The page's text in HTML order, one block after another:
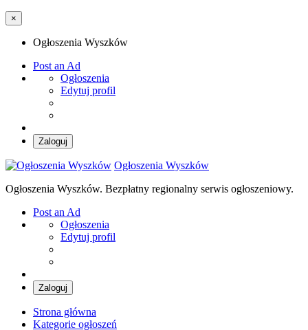
×
Ogłoszenia Wyszków
Post an Ad
Ogłoszenia
Edytuj profil
Zaloguj
Ogłoszenia Wyszków
Ogłoszenia Wyszków. Bezpłatny regionalny serwis ogłoszeniowy.
Post an Ad
Ogłoszenia
Edytuj profil
Zaloguj
Strona główna
Kategorie ogłoszeń